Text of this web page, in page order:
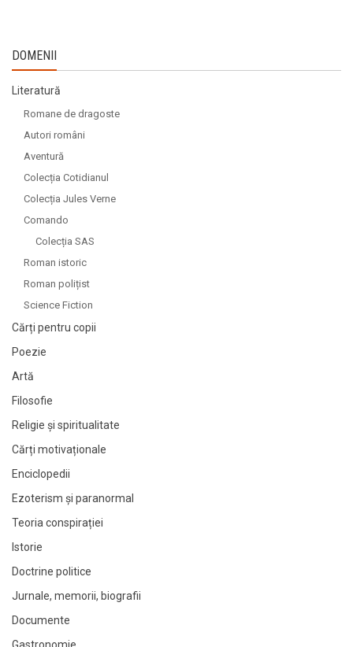
DOMENII
Literatură
Romane de dragoste
Autori români
Aventură
Colecția Cotidianul
Colecția Jules Verne
Comando
Colecția SAS
Roman istoric
Roman polițist
Science Fiction
Cărți pentru copii
Poezie
Artă
Filosofie
Religie și spiritualitate
Cărți motivaționale
Enciclopedii
Ezoterism și paranormal
Teoria conspirației
Istorie
Doctrine politice
Jurnale, memorii, biografii
Documente